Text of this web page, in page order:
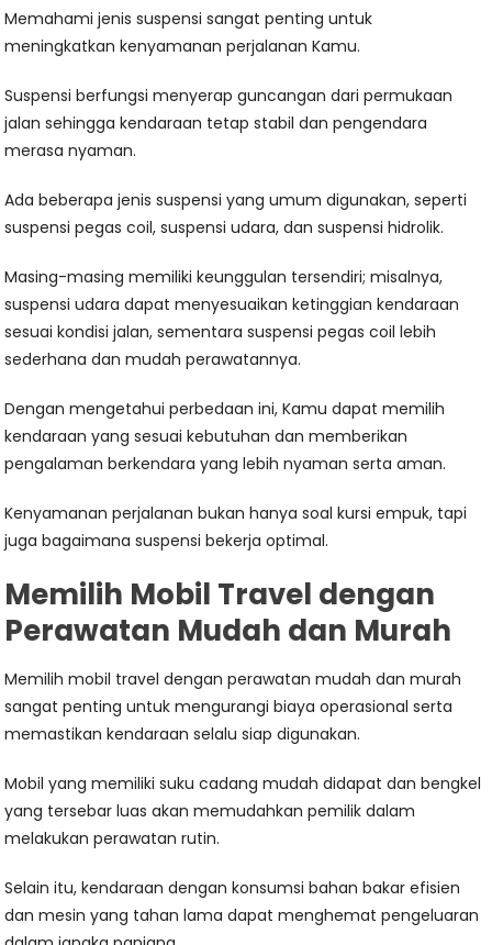
Memahami jenis suspensi sangat penting untuk
meningkatkan kenyamanan perjalanan Kamu.
Suspensi berfungsi menyerap guncangan dari permukaan
jalan sehingga kendaraan tetap stabil dan pengendara
merasa nyaman.
Ada beberapa jenis suspensi yang umum digunakan, seperti
suspensi pegas coil, suspensi udara, dan suspensi hidrolik.
Masing-masing memiliki keunggulan tersendiri; misalnya,
suspensi udara dapat menyesuaikan ketinggian kendaraan
sesuai kondisi jalan, sementara suspensi pegas coil lebih
sederhana dan mudah perawatannya.
Dengan mengetahui perbedaan ini, Kamu dapat memilih
kendaraan yang sesuai kebutuhan dan memberikan
pengalaman berkendara yang lebih nyaman serta aman.
Kenyamanan perjalanan bukan hanya soal kursi empuk, tapi
juga bagaimana suspensi bekerja optimal.
Memilih Mobil Travel dengan
Perawatan Mudah dan Murah
Memilih mobil travel dengan perawatan mudah dan murah
sangat penting untuk mengurangi biaya operasional serta
memastikan kendaraan selalu siap digunakan.
Mobil yang memiliki suku cadang mudah didapat dan bengkel
yang tersebar luas akan memudahkan pemilik dalam
melakukan perawatan rutin.
Selain itu, kendaraan dengan konsumsi bahan bakar efisien
dan mesin yang tahan lama dapat menghemat pengeluaran